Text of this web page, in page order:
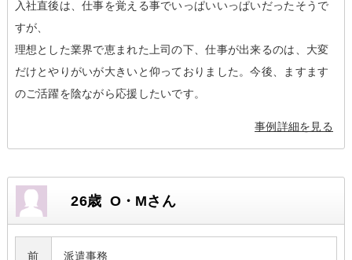
入社直後は、仕事を覚える事でいっぱいいっぱいだったそうで
すが、
理想とした業界で恵まれた上司の下、仕事が出来るのは、大変
だけとやりがいが大きいと仰っておりました。今後、ますます
のご活躍を陰ながら応援したいです。
事例詳細を見る
26歳 O・Mさん
前 派遣事務